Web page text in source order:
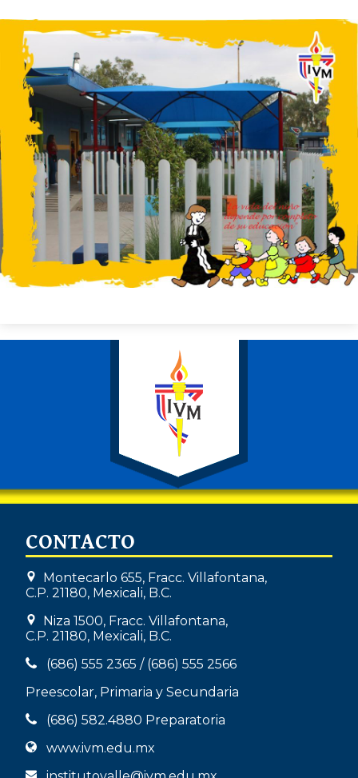
CONTACTO
Montecarlo 655, Fracc. Villafontana,
C.P. 21180, Mexicali, B.C.
Niza 1500, Fracc. Villafontana,
C.P. 21180, Mexicali, B.C.
(686) 555 2365 / (686) 555 2566
Preescolar, Primaria y Secundaria
(686) 582.4880 Preparatoria
www.ivm.edu.mx